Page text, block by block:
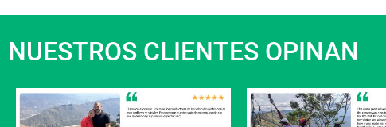
NUESTROS CLIENTES OPINAN